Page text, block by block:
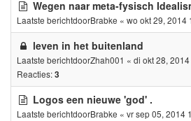
Wegen naar meta-fysisch
Laatste berichtdoorBrabke « wo okt 29, 2014
leven in het buitenland
Laatste berichtdoorZhah001 « di okt 28,
Reacties:3
Logos een nieuwe 'god' .
Laatste berichtdoorBrabke « vr sep 05, 2014